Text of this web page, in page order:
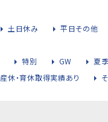
土日休み 平日その他
特別 GW
夏季
産休・育休取得実績あり